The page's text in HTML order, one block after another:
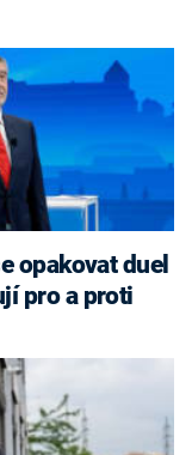
pro a proti